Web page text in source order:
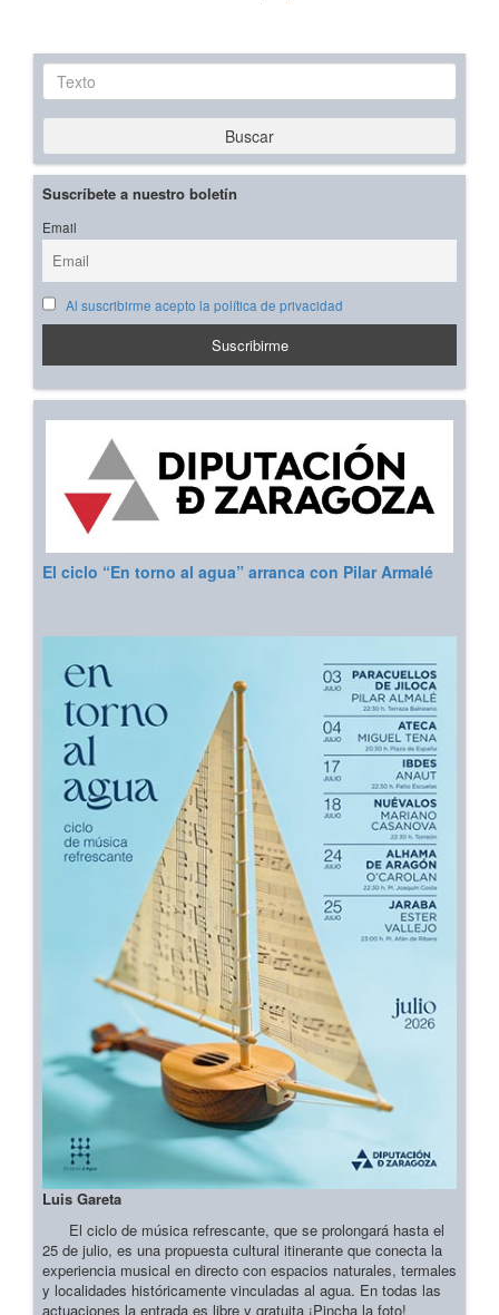
Texto
Buscar
Suscríbete a nuestro boletín
Email
Al suscribirme acepto la política de privacidad
El ciclo “En torno al agua” arranca con Pilar Armalé
Luis Gareta
El ciclo de música refrescante, que se prolongará hasta el
25 de julio, es una propuesta cultural itinerante que conecta la
experiencia musical en directo con espacios naturales, termales
y localidades históricamente vinculadas al agua. En todas las
actuaciones la entrada es libre y gratuita ¡Pincha la foto!